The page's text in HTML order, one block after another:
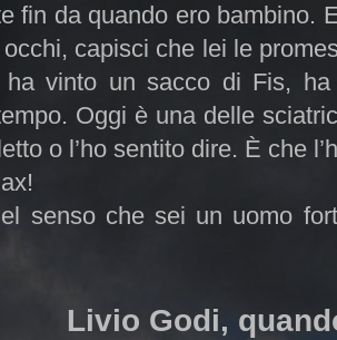
fin da quando ero bambino.
capisci che lei le
ha vinto un sacco di Fis,
Oggi è una delle
o l’ho sentito dire. È che
senso che sei un uomo
Livio Godi,